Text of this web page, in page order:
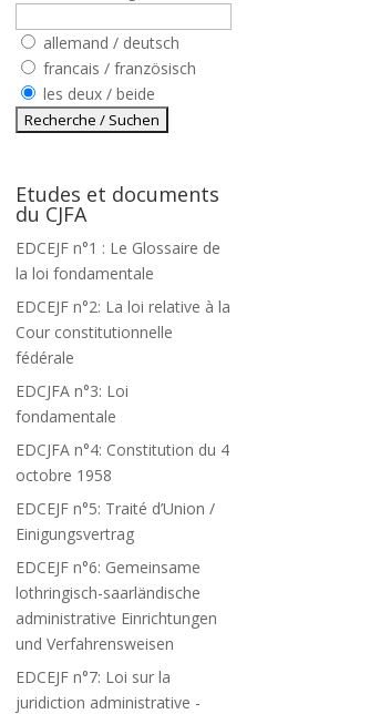
allemand / deutsch
francais / französisch
les deux / beide
Etudes et documents
du CJFA
EDCEJF n°1 : Le Glossaire de
la loi fondamentale
EDCEJF n°2: La loi relative à la
Cour constitutionnelle
fédérale
EDCJFA n°3: Loi
fondamentale
EDCJFA n°4: Constitution du 4
octobre 1958
EDCEJF n°5: Traité d’Union /
Einigungsvertrag
EDCEJF n°6: Gemeinsame
lothringisch-saarländische
administrative Einrichtungen
und Verfahrensweisen
EDCEJF n°7: Loi sur la
juridiction administrative -